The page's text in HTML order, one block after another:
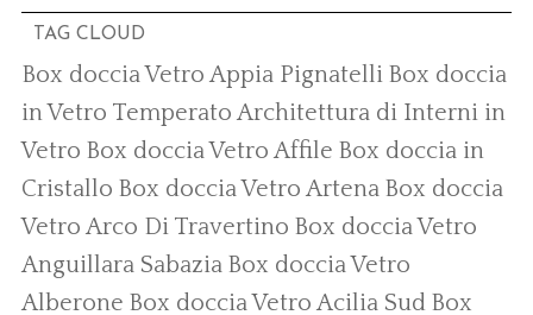
TAG CLOUD
Box doccia Vetro Appia Pignatelli Box doccia
in Vetro Temperato Architettura di Interni in
Vetro Box doccia Vetro Affile Box doccia in
Cristallo Box doccia Vetro Artena Box doccia
Vetro Arco Di Travertino Box doccia Vetro
Anguillara Sabazia Box doccia Vetro
Alberone Box doccia Vetro Acilia Sud Box